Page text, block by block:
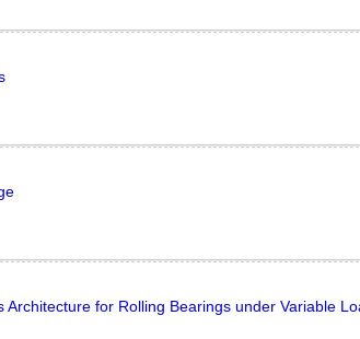
for Rolling Bearings under Variable